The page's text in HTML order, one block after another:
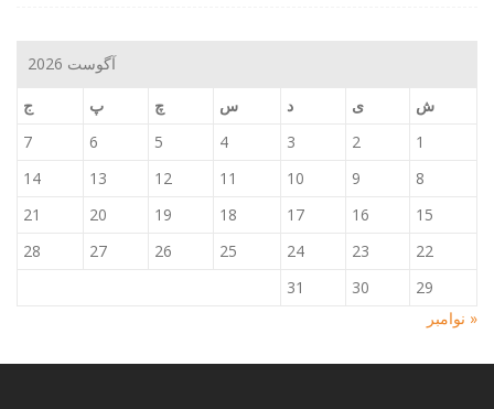
آگوست 2026
ش
ی د س چ پ
ج
1
2
3
4
5
6
7
8
9
10
11
12
13
14
15
16
17
18
19
20
21
22
23
24
25
26
27
28
29
30
31
« نوامبر